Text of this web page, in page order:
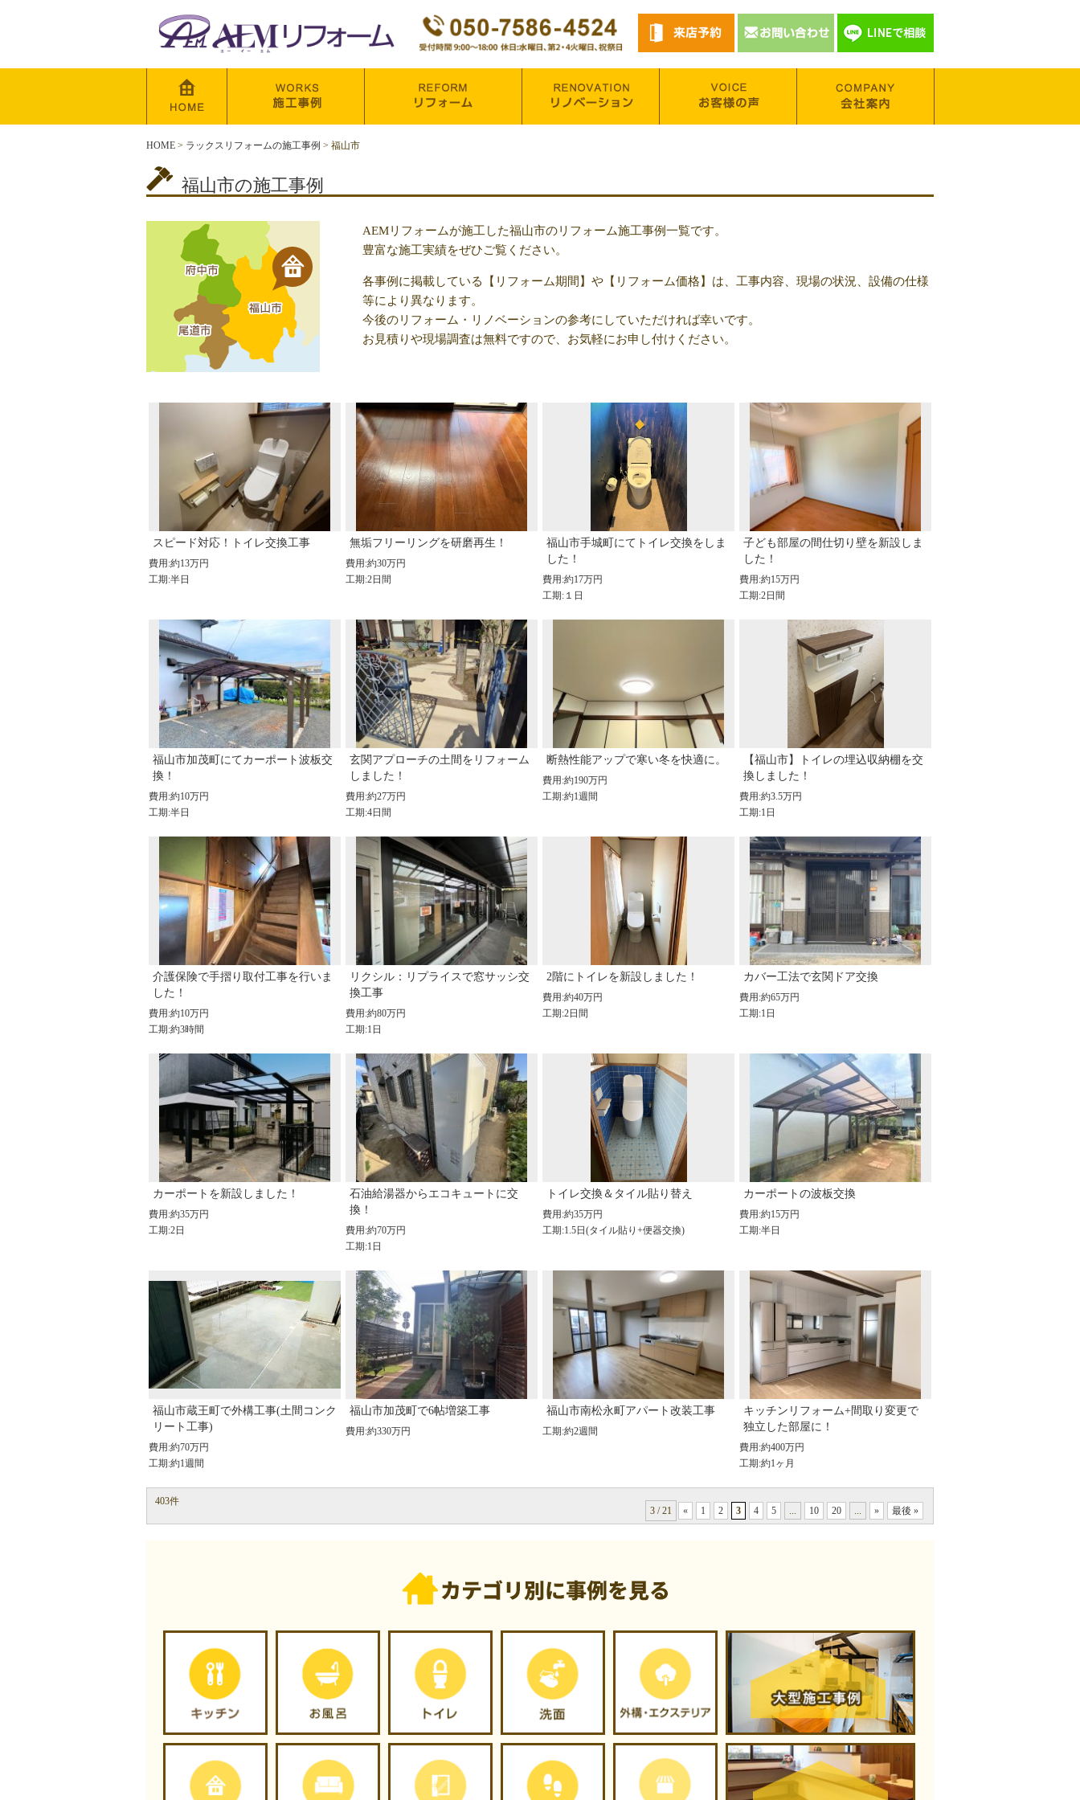
HOME > ラックスリフォームの施工事例 > 福山市
福山市の施工事例
AEMリフォームが施工した福山市のリフォーム施工事例一覧です。
豊富な施工実績をぜひご覧ください。
各事例に掲載している【リフォーム期間】や【リフォーム価格】は、工事内容、現場の状況、設備の仕様
等により異なります。
今後のリフォーム・リノベーションの参考にしていただければ幸いです。
お見積りや現場調査は無料ですので、お気軽にお申し付けください。
スピード対応！トイレ交換工事
費用:約13万円
工期:半日
無垢フリーリングを研磨再生！
費用:約30万円
工期:2日間
福山市手城町にてトイレ交換をしま
した！
費用:約17万円
工期:１日
子ども部屋の間仕切り壁を新設しま
した！
費用:約15万円
工期:2日間
福山市加茂町にてカーポート波板交
換！
費用:約10万円
工期:半日
玄関アプローチの土間をリフォーム
しました！
費用:約27万円
工期:4日間
断熱性能アップで寒い冬を快適に。
費用:約190万円
工期:約1週間
【福山市】トイレの埋込収納棚を交
換しました！
費用:約3.5万円
工期:1日
介護保険で手摺り取付工事を行いま
した！
費用:約10万円
工期:約3時間
リクシル：リプライスで窓サッシ交
換工事
費用:約80万円
工期:1日
2階にトイレを新設しました！
費用:約40万円
工期:2日間
カバー工法で玄関ドア交換
費用:約65万円
工期:1日
カーポートを新設しました！
費用:約35万円
工期:2日
石油給湯器からエコキュートに交
換！
費用:約70万円
工期:1日
トイレ交換＆タイル貼り替え
費用:約35万円
工期:1.5日(タイル貼り+便器交換)
カーポートの波板交換
費用:約15万円
工期:半日
福山市蔵王町で外構工事(土間コンク
リート工事)
費用:約70万円
工期:約1週間
福山市加茂町で6帖増築工事
費用:約330万円
福山市南松永町アパート改装工事
工期:約2週間
キッチンリフォーム+間取り変更で
独立した部屋に！
費用:約400万円
工期:約1ヶ月
403件
3 / 21
« 1 2 3 4 5 ... 10 20 ... » 最後 »